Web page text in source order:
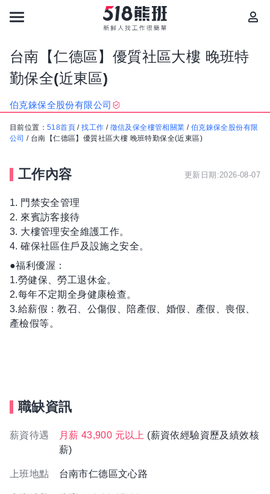
台南【仁德區】優質社區大樓 晚班特
勤保全(近東區)
伯克錸保全股份有限公司
目前位置： 518首頁 /找工作 / 徵信及保全樓管相關業 / 伯克錸保全股份有限
公司 / 台南【仁德區】優質社區大樓 晚班特勤保全(近東區)
工作內容 更新日期:2026-08-07
1. 門禁安全管理
2. 來賓訪客接待
3. 大樓管理安全維護工作。
4. 確保社區住戶及設施之安全。
●福利優渥：
1.勞健保、勞工退休金。
2.每年不定期全身健康檢查。
3.給薪假：教召、公傷假、陪產假、婚假、產假、喪假、
產檢假等。
職缺資訊
薪資待遇 月薪 43,900 元以上 (薪資依經驗資歷及績效核
薪)
上班地點 台南市仁德區文心路